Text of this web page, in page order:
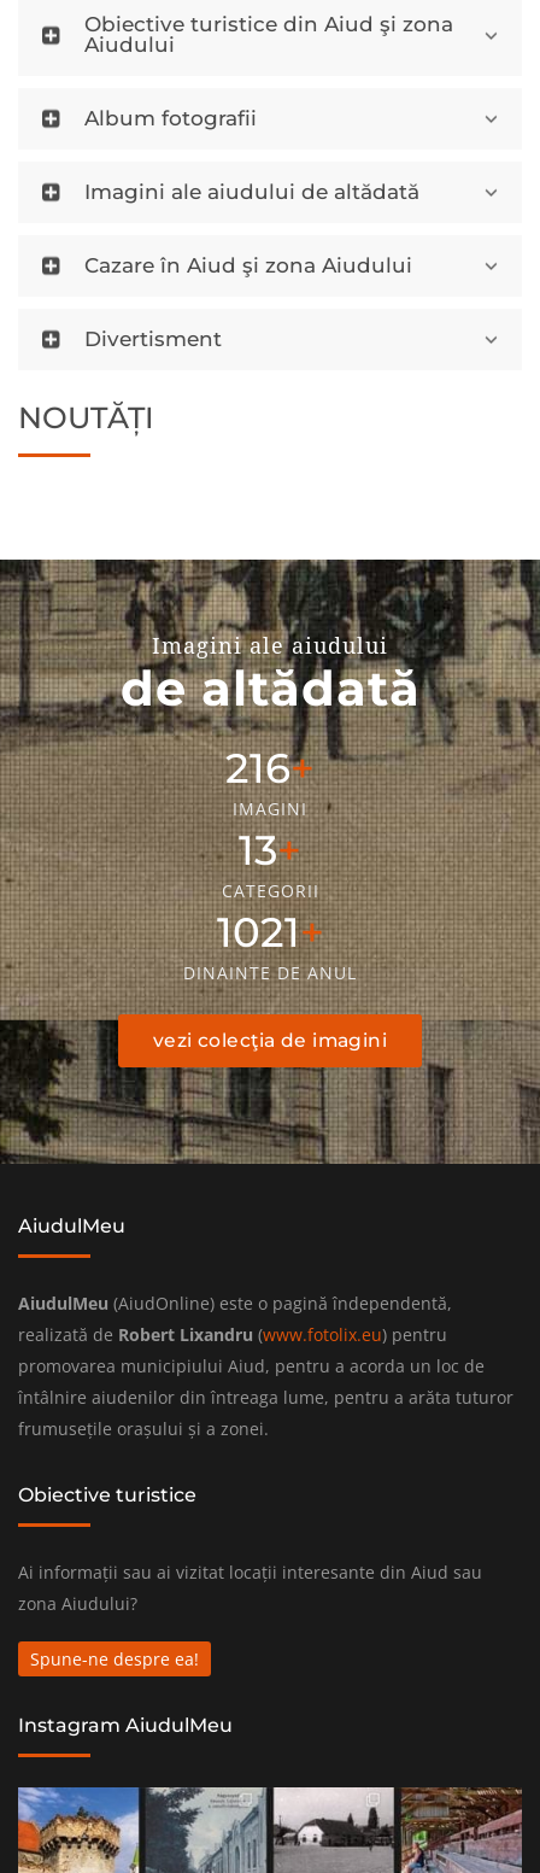
Obiective turistice din Aiud şi zona
Aiudului
Album fotografii
Imagini ale aiudului de altădată
Cazare în Aiud şi zona Aiudului
Divertisment
NOUTĂȚI
Imagini ale aiudului
de altădată
304
IMAGINI
18
CATEGORII
1436
DINAINTE DE ANUL
vezi colecţia de imagini
AiudulMeu
AiudulMeu (AiudOnline) este o pagină îndependentă,
realizată de Robert Lixandru (www.fotolix.eu) pentru
promovarea municipiului Aiud, pentru a acorda un loc de
întâlnire aiudenilor din întreaga lume, pentru a arăta tuturor
frumusețile orașului și a zonei.
Obiective turistice
Ai informații sau ai vizitat locații interesante din Aiud sau
zona Aiudului?
Spune-ne despre ea!
Instagram AiudulMeu